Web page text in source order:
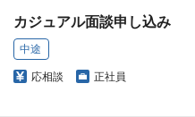
カジュアル面談申し込み
中途
応相談 正社員